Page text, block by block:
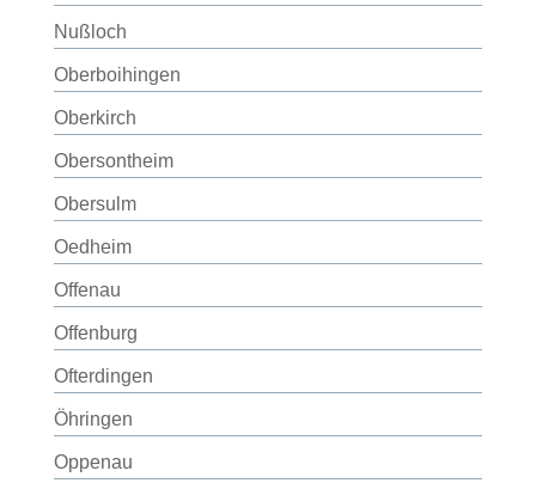
Nußloch
Oberboihingen
Oberkirch
Obersontheim
Obersulm
Oedheim
Offenau
Offenburg
Ofterdingen
Öhringen
Oppenau